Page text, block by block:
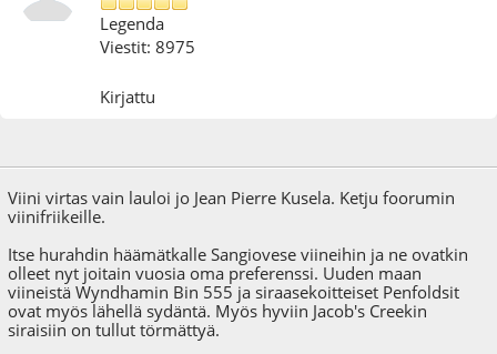
Legenda
Viestit: 8975
Kirjattu
Viini virtas vain lauloi jo Jean Pierre Kusela. Ketju foorumin
viinifriikeille.
Itse hurahdin häämätkalle Sangiovese viineihin ja ne ovatkin
olleet nyt joitain vuosia oma preferenssi. Uuden maan
viineistä Wyndhamin Bin 555 ja siraasekoitteiset Penfoldsit
ovat myös lähellä sydäntä. Myös hyviin Jacob's Creekin
siraisiin on tullut törmättyä.